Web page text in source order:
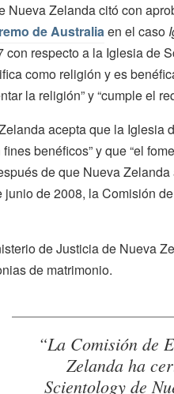
Nueva Zelanda citó con
de Australiaen el caso
con respecto a la Iglesia de
como religión y es
la religión” y “cumple el
acepta que la Iglesia
benéficos” y que “el
de que Nueva
de 2008, la Comisión
de Justicia de Nueva
de matrimonio.
“La Comisión de
Zelanda ha
Scientology de